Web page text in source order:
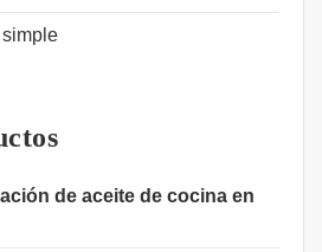
de aceite de cocina en